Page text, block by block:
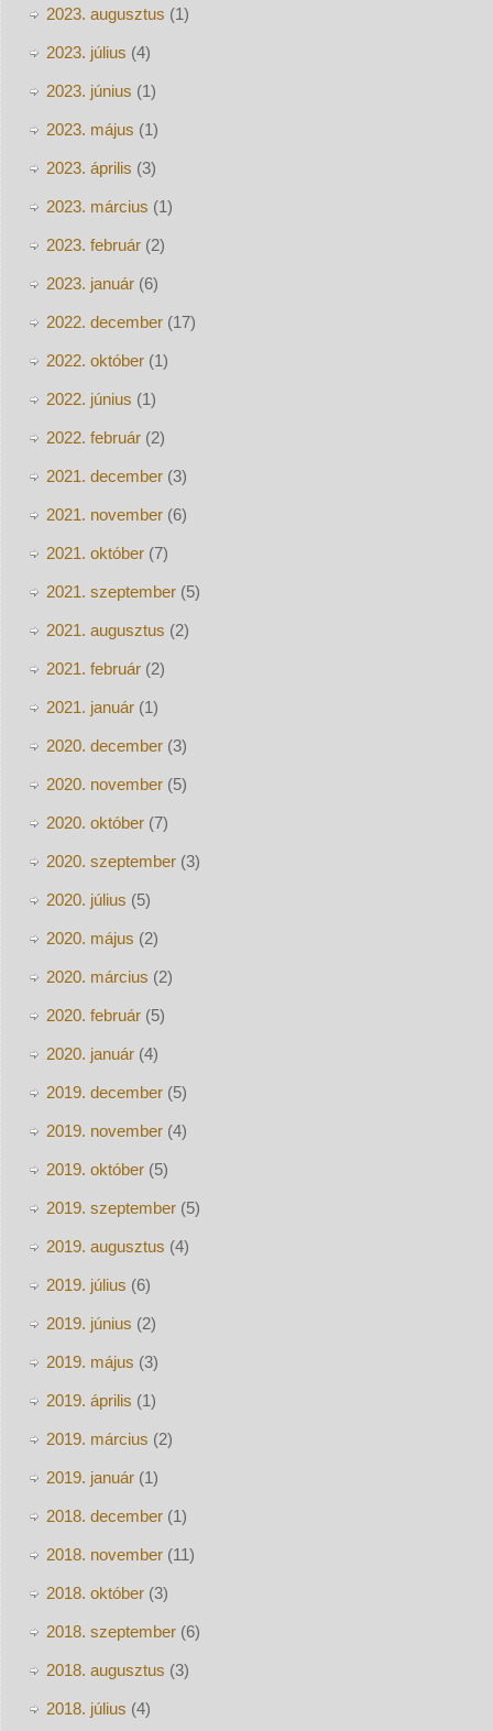
2023. augusztus (1)
2023. július (4)
2023. június (1)
2023. május (1)
2023. április (3)
2023. március (1)
2023. február(2)
2023. január(6)
2022. december(17)
2022. október(1)
2022. június (1)
2022. február(2)
2021. december(3)
2021. november(6)
2021. október(7)
2021. szeptember(5)
2021. augusztus (2)
2021. február(2)
2021. január(1)
2020. december(3)
2020. november(5)
2020. október(7)
2020. szeptember(3)
2020. július (5)
2020. május (2)
2020. március (2)
2020. február(5)
2020. január(4)
2019. december(5)
2019. november(4)
2019. október(5)
2019. szeptember(5)
2019. augusztus (4)
2019. július (6)
2019. június (2)
2019. május (3)
2019. április (1)
2019. március (2)
2019. január(1)
2018. december(1)
2018. november(11)
2018. október(3)
2018. szeptember(6)
2018. augusztus (3)
2018. július (4)